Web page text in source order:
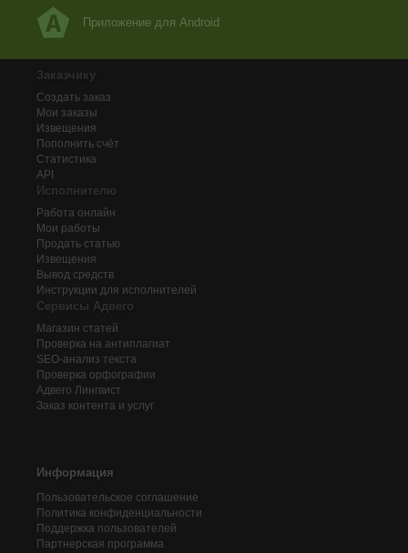
Приложение для Android
Заказчику
Создать заказ
Мои заказы
Извещения
Пополнить счёт
Статистика
API
Исполнителю
Работа онлайн
Мои работы
Продать статью
Извещения
Вывод средств
Инструкции для исполнителей
Сервисы Адвего
Магазин статей
Проверка на антиплагиат
SEO-анализ текста
Проверка орфографии
Адвего Лингвист
Заказ контента и услуг
Информация
Пользовательское соглашение
Политика конфиденциальности
Поддержка пользователей
Партнерская программа